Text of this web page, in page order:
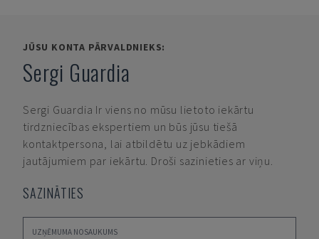
JŪSU KONTA PĀRVALDNIEKS:
Sergi Guardia
Sergi Guardia Ir viens no mūsu lietoto iekārtu
tirdzniecības ekspertiem un būs jūsu tiešā
kontaktpersona, lai atbildētu uz jebkādiem
jautājumiem par iekārtu. Droši sazinieties ar viņu.
SAZINĀTIES